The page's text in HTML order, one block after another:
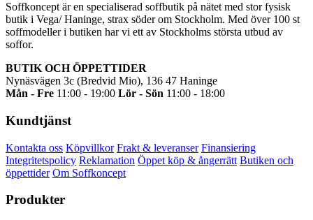
Soffkoncept är en specialiserad soffbutik på nätet med stor fysisk
butik i Vega/ Haninge, strax söder om Stockholm. Med över 100 st
soffmodeller i butiken har vi ett av Stockholms största utbud av
soffor.
BUTIK OCH ÖPPETTIDER
Nynäsvägen 3c (Bredvid Mio), 136 47 Haninge
Mån - Fre 11:00 - 19:00 Lör - Sön 11:00 - 18:00
Kundtjänst
Kontakta oss Köpvillkor Frakt & leveranser Finansiering
Integritetspolicy Reklamation Öppet köp & ångerrätt Butiken och
öppettider Om Soffkoncept
Produkter